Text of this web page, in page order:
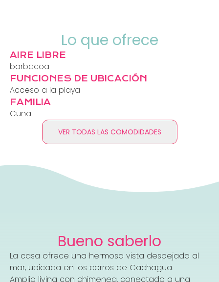
Lo que ofrece
AIRE LIBRE
barbacoa
FUNCIONES DE UBICACIÓN
Acceso a la playa
FAMILIA
Cuna
VER TODAS LAS COMODIDADES
Bueno saberlo
La casa ofrece una hermosa vista despejada al
mar, ubicada en los cerros de Cachagua.
Amplio living con chimenea, conectado a una